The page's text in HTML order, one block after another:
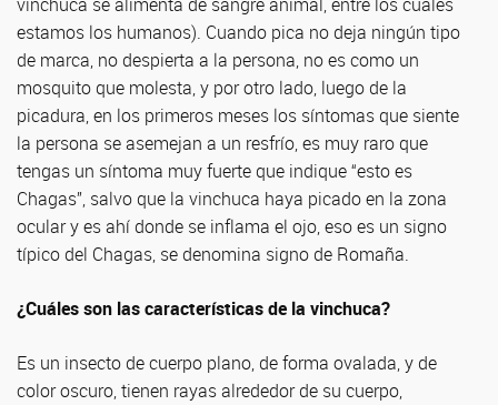
estamos los humanos). Cuando pica no deja ningún tipo
de marca, no despierta a la persona, no es como un
mosquito que molesta, y por otro lado, luego de la
picadura, en los primeros meses los síntomas que siente
la persona se asemejan a un resfrío, es muy raro que
tengas un síntoma muy fuerte que indique “esto es
Chagas”, salvo que la vinchuca haya picado en la zona
ocular y es ahí donde se inflama el ojo, eso es un signo
típico del Chagas, se denomina signo de Romaña.
¿Cuáles son las características de la vinchuca?
Es un insecto de cuerpo plano, de forma ovalada, y de
color oscuro, tienen rayas alrededor de su cuerpo,